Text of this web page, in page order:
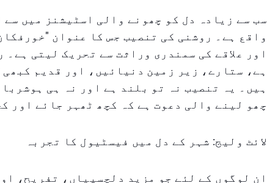
سب سے زیادہ دل کو چھونے والی اسٹیشنز میں سے
واقع ہے۔ روشنی کی تنصیب جس کا عنوان
اور علاقے کی سمندری وراثت سے تحریک لیتی
ہے، ستارے، زیر زمین دنیائیں، اور قدیم
ہیں۔ یہ تنصیب نہ تو بلند ہے اور نہ ہی
چھو لینے والی دعوت ہے کہ کچھ ٹھہر جائے اور
لائٹ ولیج: شہر کے دل میں فیسٹیول کا تجربہ
ان لوگوں کے لئے جو مزید دلچسپیاں، تفریح،